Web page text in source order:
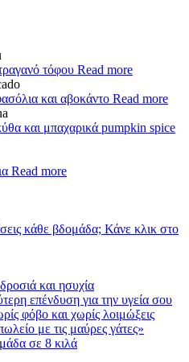
τόφου Read more
και αβοκάντο Read more
και μπαχαρικά pumpkin spice
Read more
κάθε βδομάδα; Κάνε κλικ στο
και ησυχία
επένδυση για την υγεία σου
φόβο και χωρίς λοιμώξεις
με τις μαύρες γάτες»
σε 8 κιλά